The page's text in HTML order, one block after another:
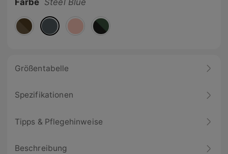
Größentabelle
Spezifikationen
Tipps & Pflegehinweise
Beschreibung